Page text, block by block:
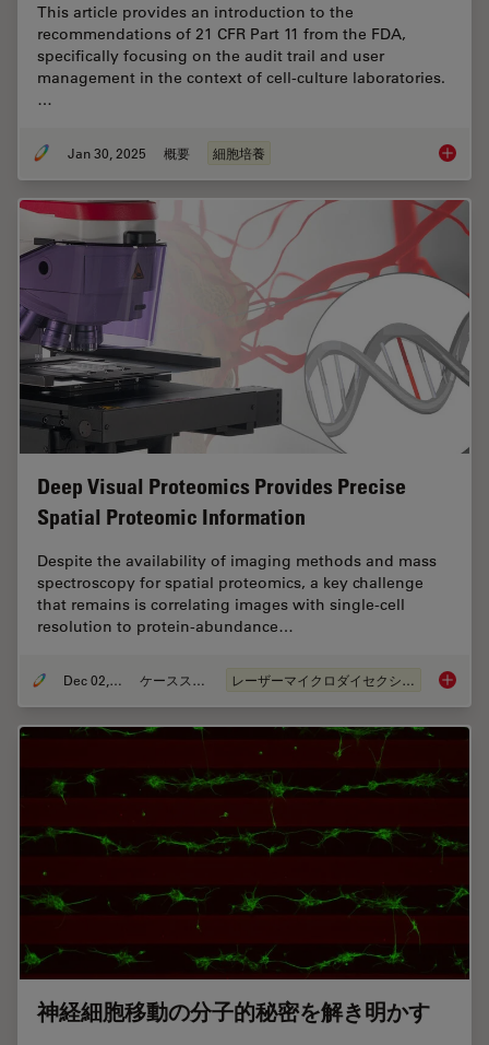
This article provides an introduction to the
recommendations of 21 CFR Part 11 from the FDA,
specifically focusing on the audit trail and user
management in the context of cell-culture laboratories.
…
Jan 30, 2025 概要 細胞培養
Deep Visual Proteomics Provides Precise
Spatial Proteomic Information
Despite the availability of imaging methods and mass
spectroscopy for spatial proteomics, a key challenge
that remains is correlating images with single-cell
resolution to protein-abundance…
Dec 02, 2024 ケーススタディ レーザーマイクロダイセクション（LMD） Deep
神経細胞移動の分子的秘密を解き明かす